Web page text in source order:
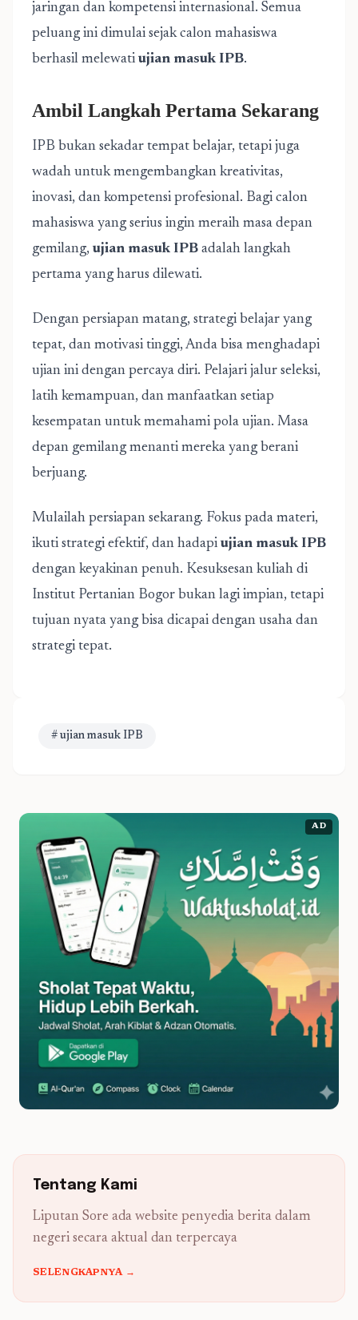
jaringan dan kompetensi internasional. Semua
peluang ini dimulai sejak calon mahasiswa
berhasil melewati ujian masuk IPB.
Ambil Langkah Pertama Sekarang
IPB bukan sekadar tempat belajar, tetapi juga
wadah untuk mengembangkan kreativitas,
inovasi, dan kompetensi profesional. Bagi calon
mahasiswa yang serius ingin meraih masa depan
gemilang, ujian masuk IPB adalah langkah
pertama yang harus dilewati.
Dengan persiapan matang, strategi belajar yang
tepat, dan motivasi tinggi, Anda bisa menghadapi
ujian ini dengan percaya diri. Pelajari jalur seleksi,
latih kemampuan, dan manfaatkan setiap
kesempatan untuk memahami pola ujian. Masa
depan gemilang menanti mereka yang berani
berjuang.
Mulailah persiapan sekarang. Fokus pada materi,
ikuti strategi efektif, dan hadapi ujian masuk IPB
dengan keyakinan penuh. Kesuksesan kuliah di
Institut Pertanian Bogor bukan lagi impian, tetapi
tujuan nyata yang bisa dicapai dengan usaha dan
strategi tepat.
# ujian masuk IPB
AD
Tentang Kami
Liputan Sore ada website penyedia berita dalam
negeri secara aktual dan terpercaya
SELENGKAPNYA →